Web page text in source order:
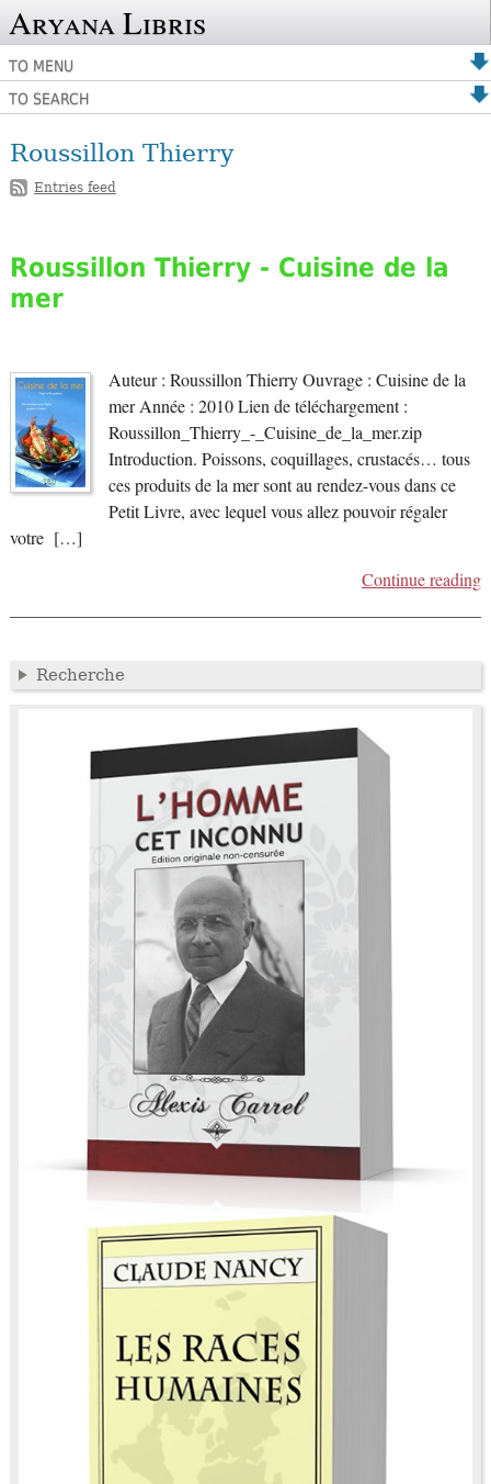
Aryana Libris
TO MENU
TO SEARCH
Roussillon Thierry
Entries feed
Roussillon Thierry - Cuisine de la
mer
Auteur : Roussillon Thierry Ouvrage : Cuisine de la
mer Année : 2010 Lien de téléchargement :
Roussillon_Thierry_-_Cuisine_de_la_mer.zip
Introduction. Poissons, coquillages, crustacés… tous
ces produits de la mer sont au rendez-vous dans ce
Petit Livre, avec lequel vous allez pouvoir régaler
votre […]
Continue reading
Recherche